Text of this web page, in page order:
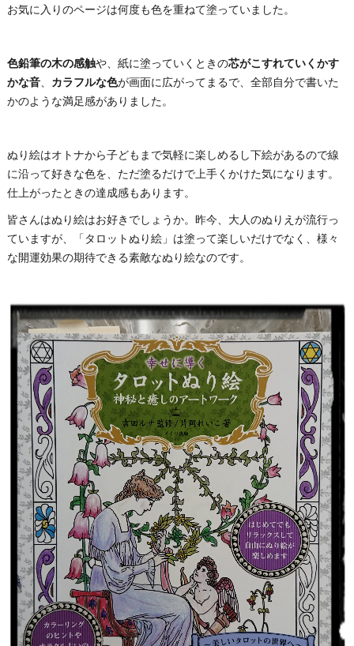
お気に入りのページは何度も色を重ねて塗っていました。
色鉛筆の木の感触や、紙に塗っていくときの芯がこすれていくかす
かな音、 カラフルな色が画面に広がってまるで、全部自分で書いた
かのような満足感がありました。
ぬり絵はオトナから子どもまで気軽に楽しめるし下絵があるので線
に沿って好きな色を、ただ塗るだけで上手くかけた気になります。
仕上がったときの達成感もあります。
皆さんはぬり絵はお好きでしょうか。昨今、大人のぬりえが流行っ
ていますが、「タロットぬり絵」は塗って楽しいだけでなく、様々
な開運効果の期待できる素敵なぬり絵なのです。